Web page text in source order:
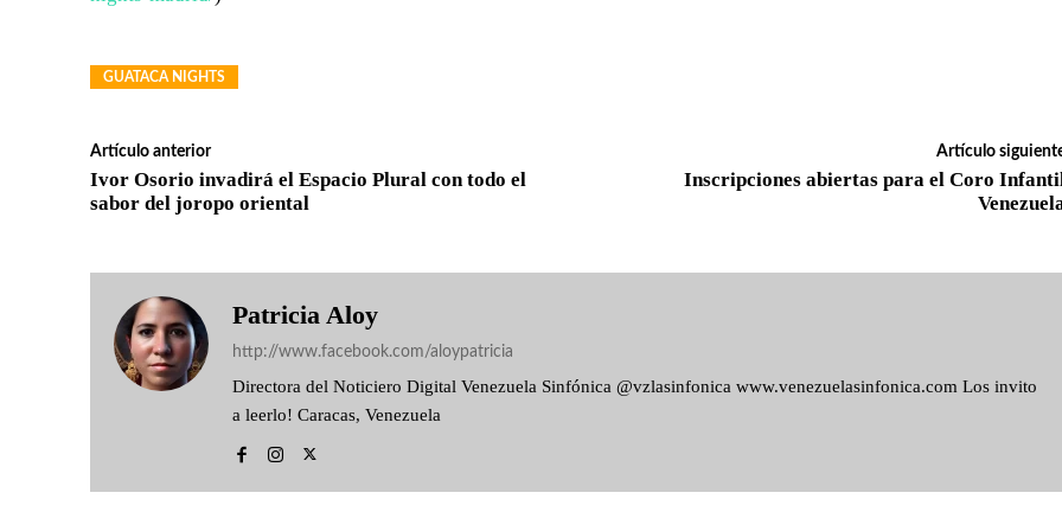
GUATACA NIGHTS
Artículo anterior
Ivor Osorio invadirá el Espacio Plural con todo el
sabor del joropo oriental
Artículo
Inscripciones abiertas para el Coro
Patricia Aloy
http://www.facebook.com/aloypatricia
Directora del Noticiero Digital Venezuela Sinfónica @vzlasinfonica www.venezuelasinfonica.com Los invito
a leerlo! Caracas, Venezuela